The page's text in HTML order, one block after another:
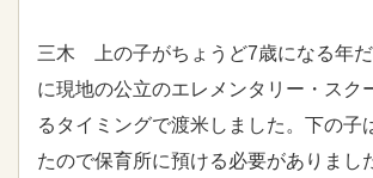
三木 上の子がちょうど7歳になる年だ
に現地の公立のエレメンタリー・スク
るタイミングで渡米しました。下の子
たので保育所に預ける必要がありまし